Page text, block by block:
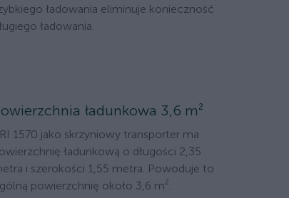
ładowania eliminuje konieczność
ładowania.
ładunkowa 3,6 m²
1570 jako skrzyniowy transporter ma
ładunkową o długości 2,35
i szerokości 1,55 metra. Powoduje to
powierzchnię około 3,6 m².